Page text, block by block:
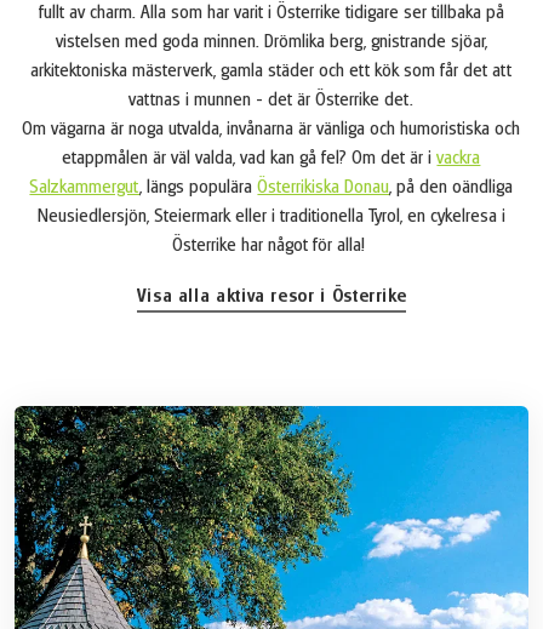
fullt av charm. Alla som har varit i Österrike tidigare ser tillbaka på
vistelsen med goda minnen. Drömlika berg, gnistrande sjöar,
arkitektoniska mästerverk, gamla städer och ett kök som får det att
vattnas i munnen - det är Österrike det.
Om vägarna är noga utvalda, invånarna är vänliga och humoristiska och
etappmålen är väl valda, vad kan gå fel? Om det är ivackra
Salzkammergut , längs populäraÖsterrikiska Donau , på den oändliga
Neusiedlersjön, Steiermark eller i traditionella Tyrol, en cykelresa i
Österrike har något för alla!
Visa alla aktiva resor i Österrike